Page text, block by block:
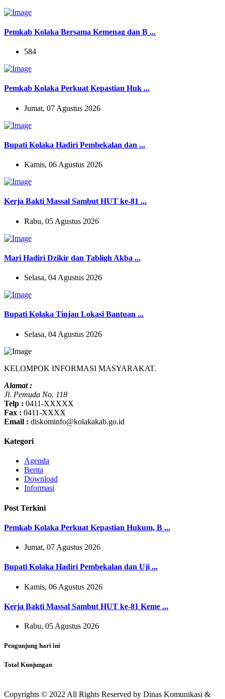
Pemkab Kolaka Bersama Kemenag dan B ...
584
Pemkab Kolaka Perkuat Kepastian Huk ...
Jumat, 07 Agustus 2026
Bupati Kolaka Hadiri Pembekalan dan ...
Kamis, 06 Agustus 2026
Kerja Bakti Massal Sambut HUT ke-81 ...
Rabu, 05 Agustus 2026
Mari Hadiri Dzikir dan Tabligh Akba ...
Selasa, 04 Agustus 2026
Bupati Kolaka Tinjau Lokasi Bantuan ...
Selasa, 04 Agustus 2026
KELOMPOK INFORMASI MASYARAKAT.
Alamat :
Jl. Pemuda No. 118
Telp : 0411-XXXXX
Fax : 0411-XXXX
Email : diskominfo@kolakakab.go.id
Kategori
Agenda
Berita
Download
Informasi
Post Terkini
Pemkab Kolaka Perkuat Kepastian Hukum, B ...
Jumat, 07 Agustus 2026
Bupati Kolaka Hadiri Pembekalan dan Uji ...
Kamis, 06 Agustus 2026
Kerja Bakti Massal Sambut HUT ke-81 Keme ...
Rabu, 05 Agustus 2026
Pengunjung hari ini
Total Kunjungan
Copyrights © 2022 All Rights Reserved by Dinas Komunikasi &